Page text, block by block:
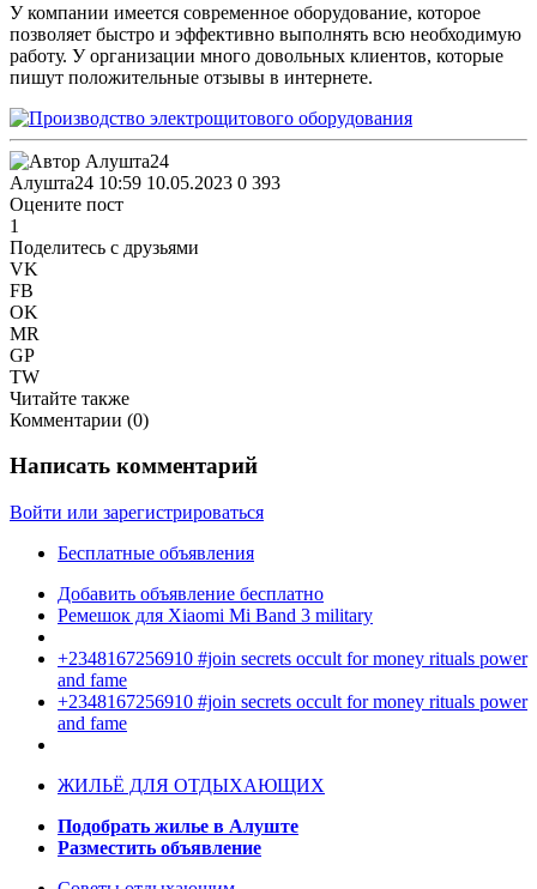
У компании имеется современное оборудование, которое
позволяет быстро и эффективно выполнять всю необходимую
работу. У организации много довольных клиентов, которые
пишут положительные отзывы в интернете.
Алушта24 10:59 10.05.2023 0 393
Оцените пост
1
Поделитесь с друзьями
VK
FB
OK
MR
GP
TW
Читайте также
Комментарии (0)
Написать комментарий
Войти или зарегистрироваться
Бесплатные объявления
Добавить объявление бесплатно
Ремешок для Xiaomi Mi Band 3 military
+2348167256910 #join secrets occult for money rituals power
and fame
+2348167256910 #join secrets occult for money rituals power
and fame
ЖИЛЬЁ ДЛЯ ОТДЫХАЮЩИХ
Подобрать жилье в Алуште
Разместить объявление